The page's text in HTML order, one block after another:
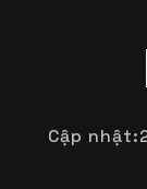
Cập nhật: